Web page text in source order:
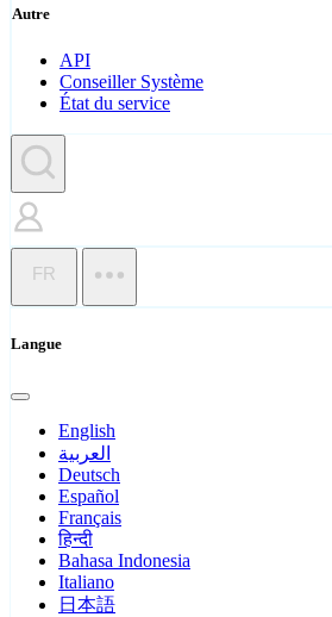
Autre
API
Conseiller Système
État du service
FR
Langue
English
العربية
Deutsch
Español
Français
हिन्दी
Bahasa Indonesia
Italiano
日本語